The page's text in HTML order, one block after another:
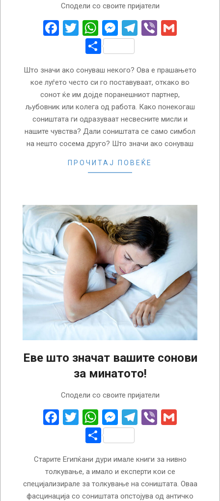
Сподели со своите пријатели
Facebook
Twitter
WhatsApp
Messenger
Telegram
Viber
Share
Што значи ако сонуваш некого? Ова е прашањето
кое луѓето често си го поставуваат, откако во
сонот ќе им дојде поранешниот партнер,
љубовник или колега од работа. Како понекогаш
соништата ги одразуваат несвесните мисли и
нашите чувства? Дали соништата се само симбол
на нешто сосема друго? Што значи ако сонуваш
ПРОЧИТАЈ ПОВЕЌЕ
Еве што значат вашите сонови
за минатото!
Сподели со своите пријатели
Facebook
Twitter
WhatsApp
Messenger
Telegram
Viber
Share
Старите Египќани дури имале книги за нивно
толкување, а имало и експерти кои се
специјализирале за толкување на соништата. Оваа
фасцинација со соништата опстојува од античко